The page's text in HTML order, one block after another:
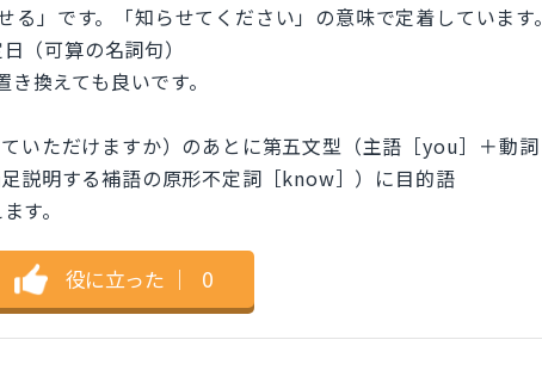
」です。「知らせてください」の意味で定着しています。
可算の名詞句）
換えても良いです。
いただけますか）のあとに第五文型（主語［you］＋動詞
説明する補語の原形不定詞［know］）に目的語
す。
役に立った ｜ 0